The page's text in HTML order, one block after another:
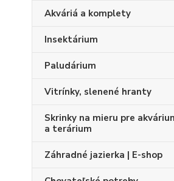
Akváriá a komplety
Insektárium
Paludárium
Vitrínky, slenené hranty
Skrinky na mieru pre
a terárium
Záhradné jazierka | E-shop